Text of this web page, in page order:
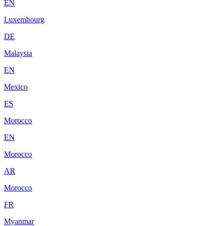
EN
Luxembourg
DE
Malaysia
EN
Mexico
ES
Morocco
EN
Morocco
AR
Morocco
FR
Myanmar